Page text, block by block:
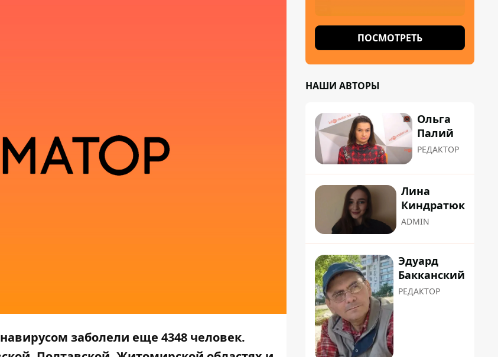
заболели еще 4348 человек.
ПОСМОТРЕТЬ
НАШИ АВТОРЫ
Ольга
Палий
РЕДАКТОР
Лина
Киндратюк
ADMIN
Эдуард
Бакканский
РЕДАКТОР